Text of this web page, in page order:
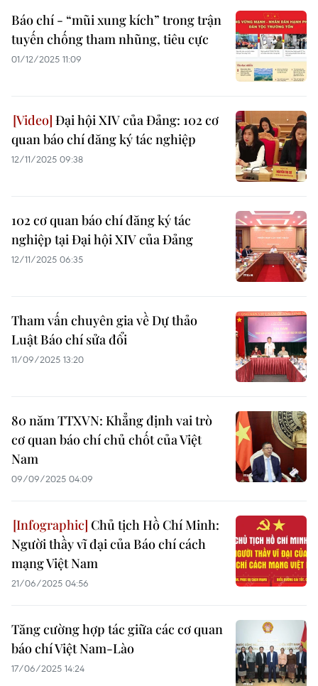
Báo chí - “mũi xung kích” trong trận
tuyến chống tham nhũng, tiêu cực
01/12/2025 11:09
Đại hội XIV của Đảng: 102 cơ
quan báo chí đăng ký tác nghiệp
12/11/2025 09:38
102 cơ quan báo chí đăng ký tác
nghiệp tại Đại hội XIV của Đảng
12/11/2025 06:35
Tham vấn chuyên gia về Dự thảo
Luật Báo chí sửa đổi
11/09/2025 13:20
80 năm TTXVN: Khẳng định vai trò
cơ quan báo chí chủ chốt của Việt
Nam
09/09/2025 04:09
Chủ tịch Hồ Chí Minh:
Người thầy vĩ đại của Báo chí cách
mạng Việt Nam
21/06/2025 04:56
Tăng cường hợp tác giữa các cơ quan
báo chí Việt Nam-Lào
17/06/2025 14:24